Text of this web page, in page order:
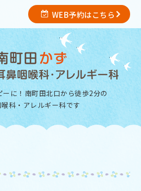
WEB予約はこちら
ーに！南町田北口から徒歩2分の
科・アレルギー科です